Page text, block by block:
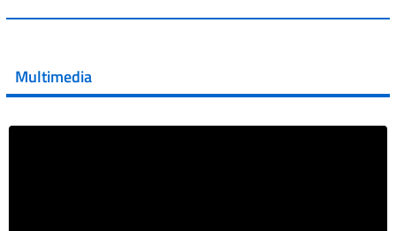
Vai al post →
Multimedia